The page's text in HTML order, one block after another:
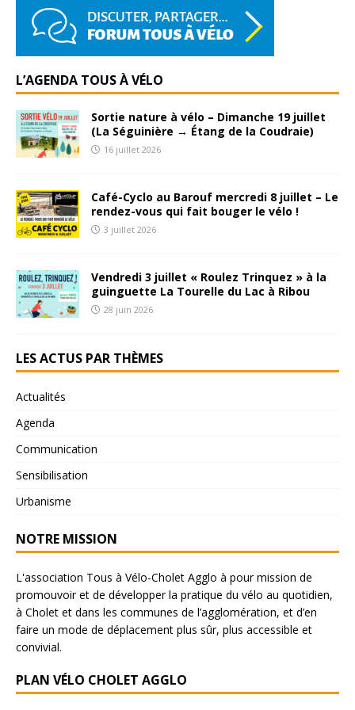
L’AGENDA TOUS À VÉLO
Sortie nature à vélo – Dimanche 19 juillet
(La Séguinière → Étang de la Coudraie)
16 juillet 2026
Café-Cyclo au Barouf mercredi 8 juillet – Le
rendez-vous qui fait bouger le vélo !
3 juillet 2026
Vendredi 3 juillet « Roulez Trinquez » à la
guinguette La Tourelle du Lac à Ribou
28 juin 2026
LES ACTUS PAR THÈMES
Actualités
Agenda
Communication
Sensibilisation
Urbanisme
NOTRE MISSION
L'association Tous à Vélo-Cholet Agglo à pour mission de
promouvoir et de développer la pratique du vélo au quotidien,
à Cholet et dans les communes de l’agglomération, et d’en
faire un mode de déplacement plus sûr, plus accessible et
convivial.
PLAN VÉLO CHOLET AGGLO